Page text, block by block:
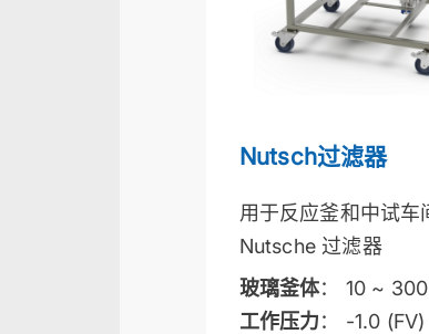
Nutsch过滤器
用于反应釜和中试车
Nutsche 过滤器
玻璃釜体： 10 ~
工作压力： -1.0